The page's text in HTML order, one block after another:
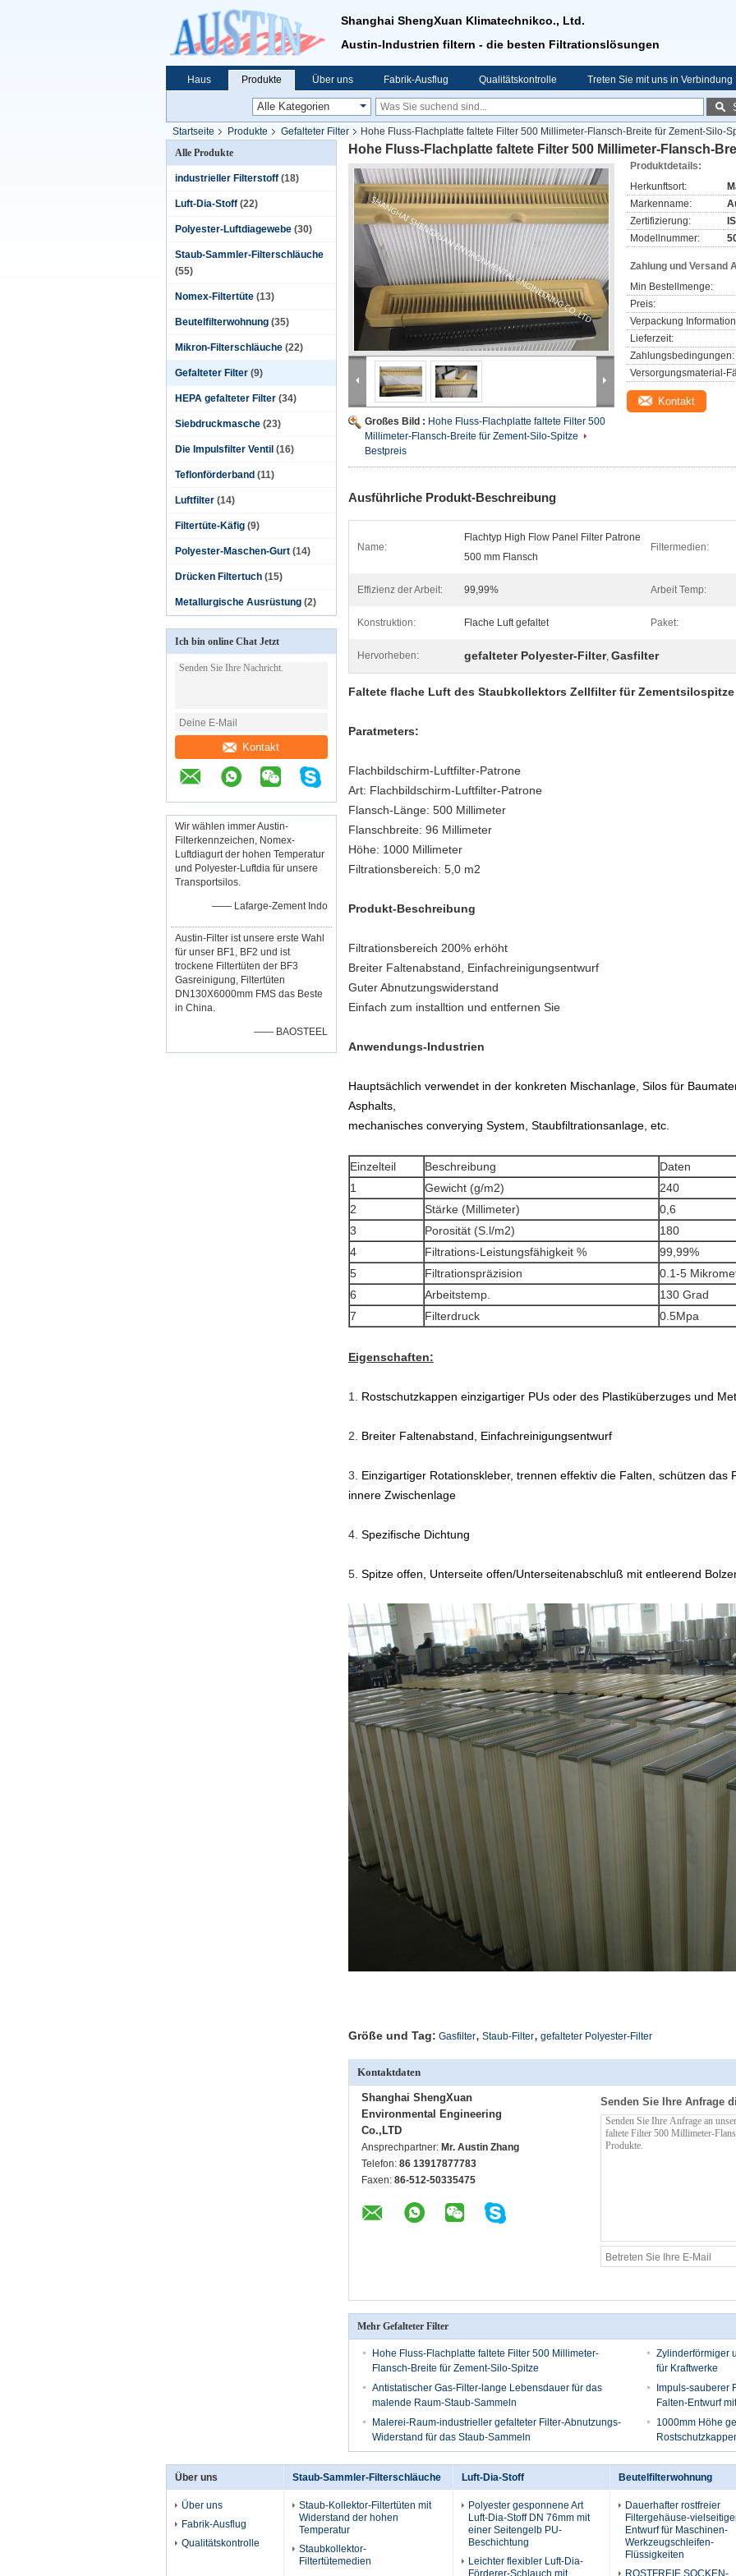
Shanghai ShengXuan Klimatechnikco., Ltd.
Austin-Industrien filtern - die besten Filtrationslösungen
Haus Produkte Über uns Fabrik-Ausflug Qualitätskontrolle Treten Sie mit uns in Verbindung
Startseite Produkte Gefalteter Filter
Hohe Fluss-Flachplatte faltete Filter 500 Millimeter-Flansch-Breite für Zement-Silo-
Alle Produkte
industrieller Filterstoff (18)
Luft-Dia-Stoff (22)
Polyester-Luftdiagewebe (30)
Staub-Sammler-Filterschläuche
(55)
Nomex-Filtertüte (13)
Beutelfilterwohnung (35)
Mikron-Filterschläuche (22)
Gefalteter Filter (9)
HEPA gefalteter Filter (34)
Siebdruckmasche (23)
Die Impulsfilter Ventil (16)
Teflonförderband (11)
Luftfilter (14)
Filtertüte-Käfig (9)
Polyester-Maschen-Gurt (14)
Drücken Filtertuch (15)
Metallurgische Ausrüstung (2)
Ich bin online Chat Jetzt
Kontakt
Wir wählen immer Austin-
Filterkennzeichen, Nomex-
Luftdiagurt der hohen Temperatur
und Polyester-Luftdia für unsere
Transportsilos.
—— Lafarge-Zement Indo
Austin-Filter ist unsere erste Wahl
für unser BF1, BF2 und ist
trockene Filtertüten der BF3
Gasreinigung, Filtertüten
DN130X6000mm FMS das Beste
in China.
—— BAOSTEEL
Hohe Fluss-Flachplatte faltete Filter 500 Millimeter-Flansch-
Großes Bild : Hohe Fluss-Flachplatte faltete Filter 500
Millimeter-Flansch-Breite für Zement-Silo-Spitze
Bestpreis
Produktdetails:
Herkunftsort:
Markenname:
Zertifizierung:
Modellnummer:
Zahlung und Versand
Min Bestellmenge:
Preis:
Verpackung
Lieferzeit:
Zahlungsbedingungen:
Versorgungsmaterial-
Kontakt
Ausführliche Produkt-Beschreibung
Name:
Flachtyp High Flow Panel Filter Patrone
500 mm Flansch
Filtermedien:
Effizienz der Arbeit: 99,99% Arbeit Temp:
Konstruktion: Flache Luft gefaltet Paket:
Hervorheben: gefalteter Polyester-Filter, Gasfilter
Faltete flache Luft des Staubkollektors Zellfilter für Zementsilospitze
Paratmeters:
Flachbildschirm-Luftfilter-Patrone
Art: Flachbildschirm-Luftfilter-Patrone
Flansch-Länge: 500 Millimeter
Flanschbreite: 96 Millimeter
Höhe: 1000 Millimeter
Filtrationsbereich: 5,0 m2
Produkt-Beschreibung
Filtrationsbereich 200% erhöht
Breiter Faltenabstand, Einfachreinigungsentwurf
Guter Abnutzungswiderstand
Einfach zum installtion und entfernen Sie
Anwendungs-Industrien
Hauptsächlich verwendet in der konkreten Mischanlage, Silos für
Asphalts,
mechanisches converying System, Staubfiltrationsanlage, etc.
Einzelteil Beschreibung
Daten
1
Gewicht (g/m2)
240
2
Stärke (Millimeter)
0,6
3
Porosität (S.l/m2)
180
4
Filtrations-Leistungsfähigkeit %
99,99%
5
Filtrationspräzision
0.1-5
6
Arbeitstemp.
130 Grad
7
Filterdruck 0.5Mpa
Eigenschaften:
1. Rostschutzkappen einzigartiger PUs oder des Plastiküberzuges und
2. Breiter Faltenabstand, Einfachreinigungsentwurf
3. Einzigartiger Rotationskleber, trennen effektiv die Falten, schützen das
innere Zwischenlage
4. Spezifische Dichtung
5. Spitze offen, Unterseite offen/Unterseitenabschluß mit entleerend
Größe und Tag: Gasfilter, Staub-Filter, gefalteter Polyester-Filter
Kontaktdaten
Shanghai ShengXuan
Environmental Engineering
Co.,LTD
Ansprechpartner: Mr. Austin Zhang
Telefon: 86 13917877783
Faxen: 86-512-50335475
Senden Sie Ihre Anfrage
Mehr Gefalteter Filter
Hohe Fluss-Flachplatte faltete Filter 500 Millimeter-
Flansch-Breite für Zement-Silo-Spitze
Zylinderförmiger
für Kraftwerke
Antistatischer Gas-Filter-lange Lebensdauer für das
malende Raum-Staub-Sammeln
Impuls-sauberer
Falten-Entwurf
Malerei-Raum-industrieller gefalteter Filter-Abnutzungs-
Widerstand für das Staub-Sammeln
1000mm Höhe
Über uns
Über uns
Fabrik-Ausflug
Qualitätskontrolle
Staub-Sammler-Filterschläuche
Staub-Kollektor-Filtertüten mit
Widerstand der hohen
Temperatur
Staubkollektor-
Filtertütemedien
Luft-Dia-Stoff
Polyester gesponnene Art
Luft-Dia-Stoff DN 76mm mit
einer Seitengelb PU-
Beschichtung
Leichter flexibler Luft-Dia-
Förderer-Schlauch mit
Beutelfilterwohnung
Dauerhafter rostfreier
Filtergehäuse-
Entwurf für Maschinen-
Werkzeugschleifen-
Flüssigkeiten
ROSTFREIE SOCKEN-